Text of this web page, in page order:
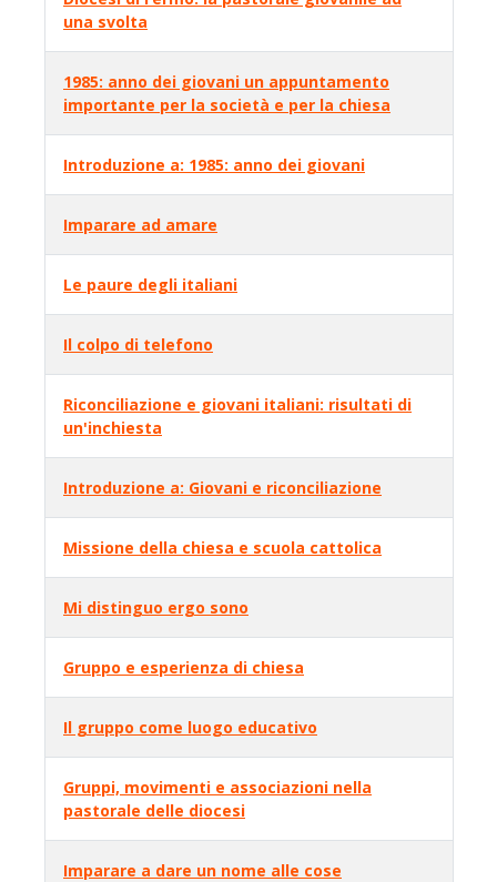
una svolta
1985: anno dei giovani un appuntamento
importante per la società e per la chiesa
Introduzione a: 1985: anno dei giovani
Imparare ad amare
Le paure degli italiani
Il colpo di telefono
Riconciliazione e giovani italiani: risultati di
un'inchiesta
Introduzione a: Giovani e riconciliazione
Missione della chiesa e scuola cattolica
Mi distinguo ergo sono
Gruppo e esperienza di chiesa
Il gruppo come luogo educativo
Gruppi, movimenti e associazioni nella
pastorale delle diocesi
Imparare a dare un nome alle cose